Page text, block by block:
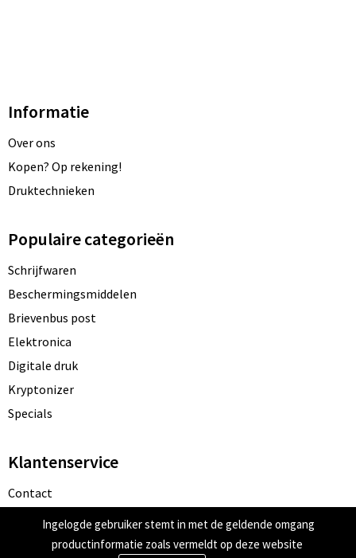
Informatie
Over ons
Kopen? Op rekening!
Druktechnieken
Populaire categorieën
Schrijfwaren
Beschermingsmiddelen
Brievenbus post
Elektronica
Digitale druk
Kryptonizer
Specials
Klantenservice
Contact
Bestelling & Bezorging
Betaalmethoden
Ingelogde gebruiker stemt in met de geldende omgang
productinformatie zoals vermeldt op deze website